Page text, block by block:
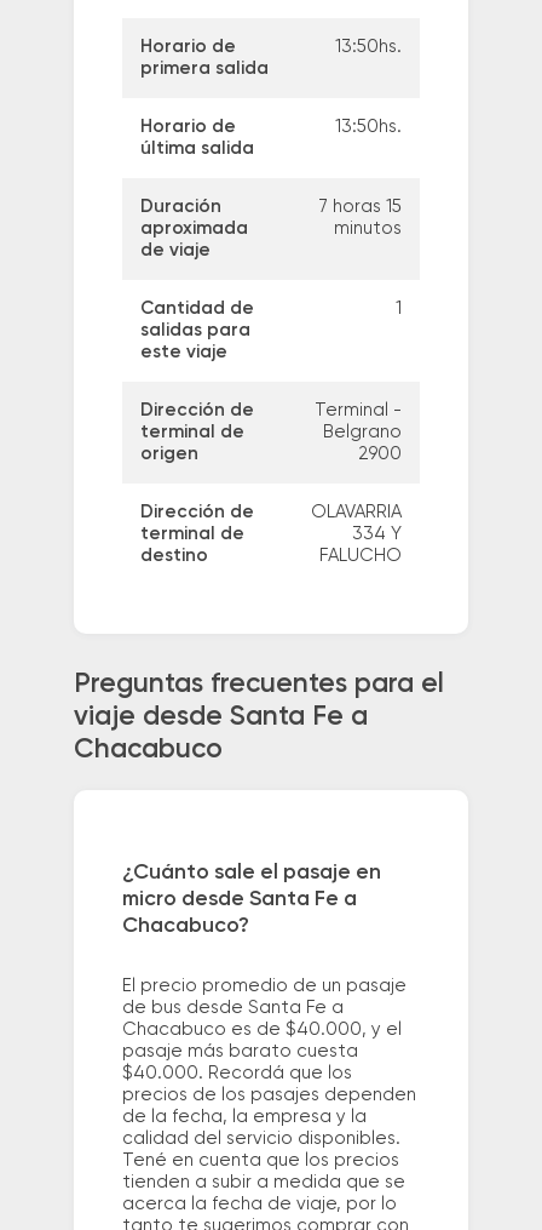
Horario de
primera salida
13:50hs.
Horario de
última salida
13:50hs.
Duración
aproximada
de viaje
7 horas 15
minutos
Cantidad de
salidas para
este viaje
1
Dirección de
terminal de
origen
Terminal -
Belgrano
2900
Dirección de
terminal de
destino
OLAVARRIA
334 Y
FALUCHO
Preguntas frecuentes para el
viaje desde Santa Fe a
Chacabuco
¿Cuánto sale el pasaje en
micro desde Santa Fe a
Chacabuco?
El precio promedio de un pasaje
de bus desde Santa Fe a
Chacabuco es de $40.000, y el
pasaje más barato cuesta
$40.000. Recordá que los
precios de los pasajes dependen
de la fecha, la empresa y la
calidad del servicio disponibles.
Tené en cuenta que los precios
tienden a subir a medida que se
acerca la fecha de viaje, por lo
tanto te sugerimos comprar con